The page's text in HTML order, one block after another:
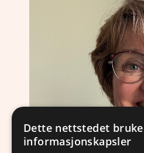
Dette nettstedet
informasjonskapsler